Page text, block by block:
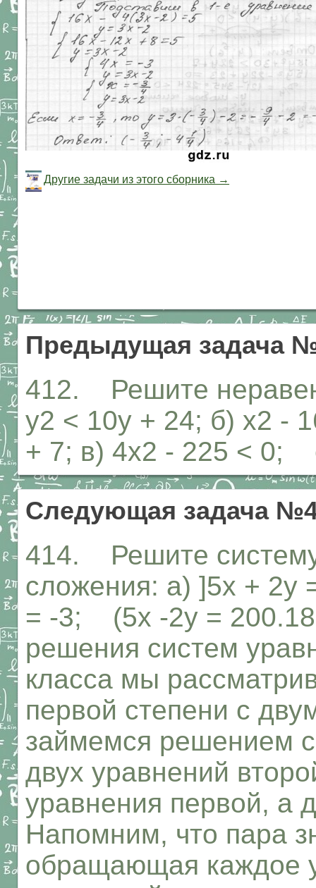
Другие задачи из этого сборника →
Предыдущая задача
412. Решите
у2 < 10у + 24; б) х2 -
+ 7; в) 4х2 - 225 < 0;
Следующая задача
414. Решите
сложения: а) ]5х + 2у
= -3; (5х -2у =
решения систем
класса мы
первой степени с
займемся решением
двух уравнений
уравнения первой, а
Напомним, что пара
обращающая каждое